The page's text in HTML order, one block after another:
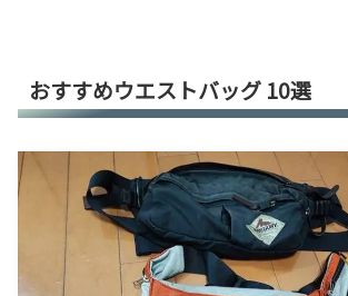
おすすめウエストバッグ 10選